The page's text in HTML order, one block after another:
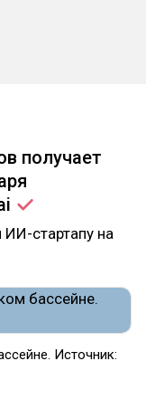
получает
стартапу на
Источник: